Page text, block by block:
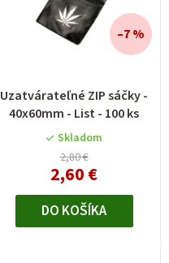
Uzatvárateľné ZIP sáčky -
40x60mm - List - 100 ks
Skladom
2,80 €
2,60 €
–7 %
DO KOŠÍKA